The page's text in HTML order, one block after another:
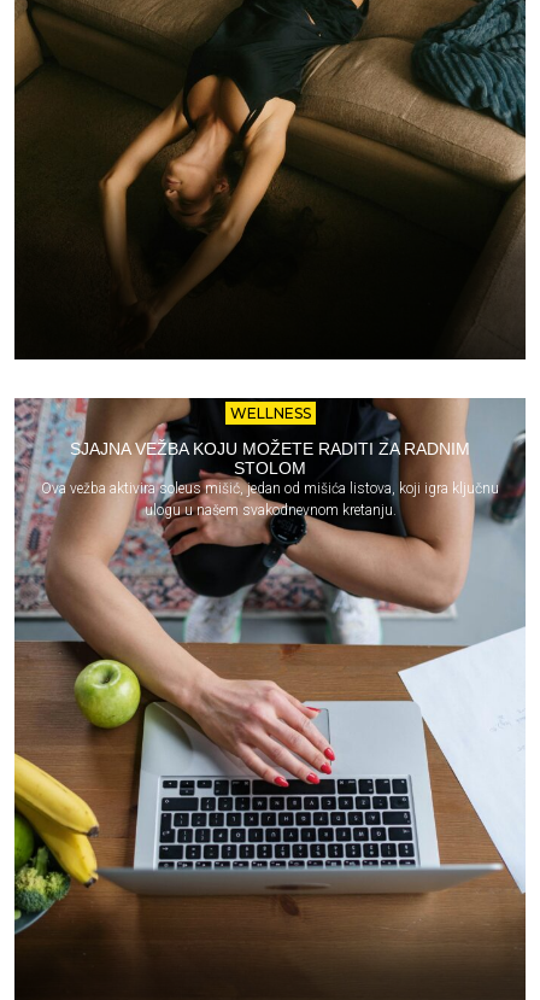
WELLNESS
SJAJNA VEŽBA KOJU MOŽETE RADITI ZA RADNIM
STOLOM
Ova vežba aktivira soleus mišić, jedan od mišića listova, koji igra ključnu
ulogu u našem svakodnevnom kretanju.